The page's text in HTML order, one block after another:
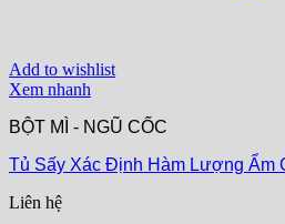
Add to wishlist
Xem nhanh
BỘT MÌ - NGŨ CỐC
Tủ Sấy Xác Định Hàm Lượng Ẩm
Liên hệ